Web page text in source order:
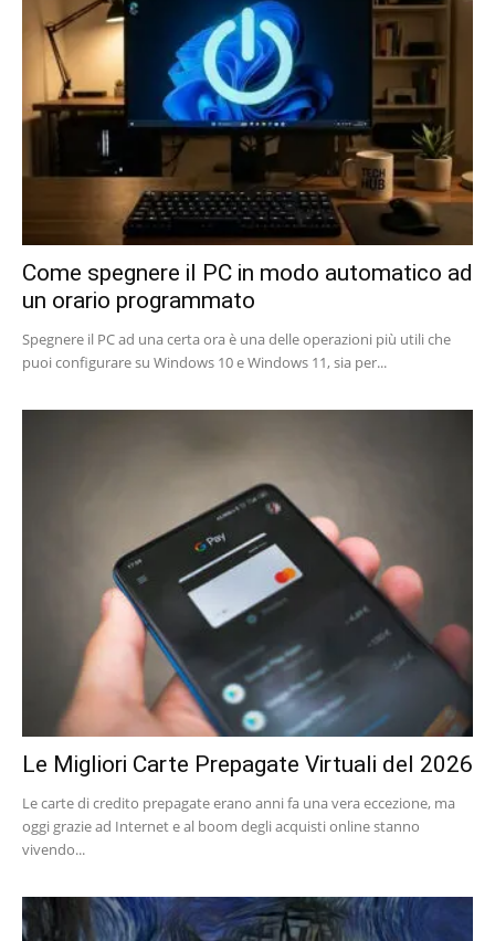
Come spegnere il PC in modo automatico ad
un orario programmato
Spegnere il PC ad una certa ora è una delle operazioni più utili che
puoi configurare su Windows 10 e Windows 11, sia per...
Le Migliori Carte Prepagate Virtuali del 2026
Le carte di credito prepagate erano anni fa una vera eccezione, ma
oggi grazie ad Internet e al boom degli acquisti online stanno
vivendo...